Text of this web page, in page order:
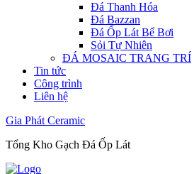
Đá Thanh Hóa
Đá Bazzan
Đá Ốp Lát Bể Bơi
Sỏi Tự Nhiên
ĐÁ MOSAIC TRANG TRÍ
Tin tức
Công trình
Liên hệ
Gia Phát Ceramic
Tổng Kho Gạch Đá Ốp Lát